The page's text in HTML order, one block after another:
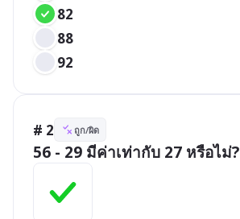
82
88
92
# 2 ถูก/ผิด
56 - 29 มีค่าเท่ากับ 27 หรือไม่?